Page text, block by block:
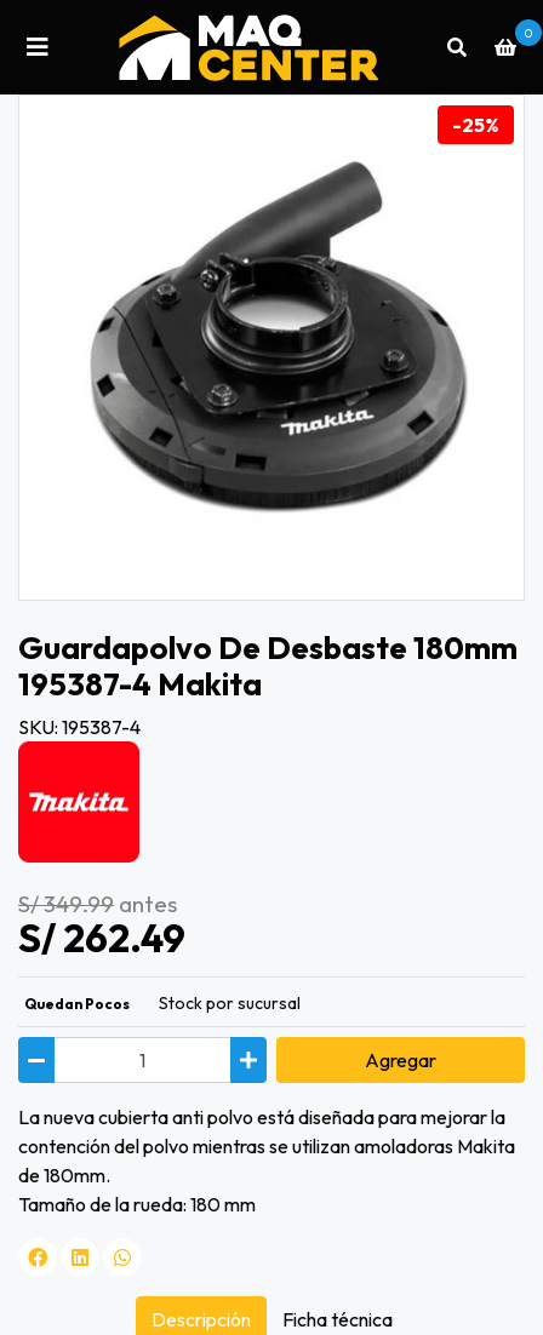
0
-25%
Guardapolvo De Desbaste 180mm
195387-4 Makita
SKU: 195387-4
S/ 349.99 antes
S/ 262.49
Quedan Pocos Stock por sucursal
Agregar
La nueva cubierta anti polvo está diseñada para mejorar la
contención del polvo mientras se utilizan amoladoras Makita
de 180mm.
Tamaño de la rueda: 180 mm
Descripción Ficha técnica